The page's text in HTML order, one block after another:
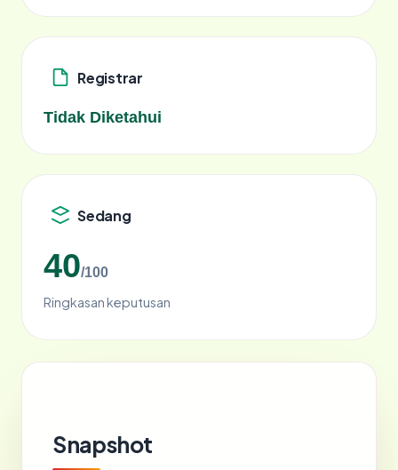
Registrar
Tidak Diketahui
Sedang
40/100
Ringkasan keputusan
Snapshot